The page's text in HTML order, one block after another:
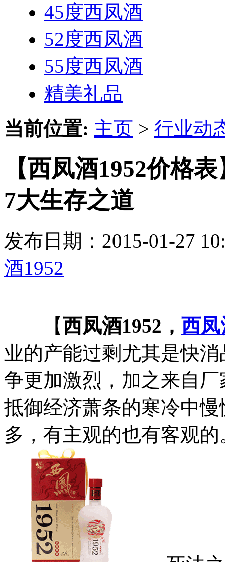
45度西凤酒
52度西凤酒
55度西凤酒
精美礼品
当前位置: 主页 > 行业动
【西凤酒1952价格
7大生存之道
发布日期：2015-01-27
酒1952
【西凤酒1952， 西
业的产能过剩尤其是快
争更加激烈，加之来自
抵御经济萧条的寒冷中
多，有主观的也有客观